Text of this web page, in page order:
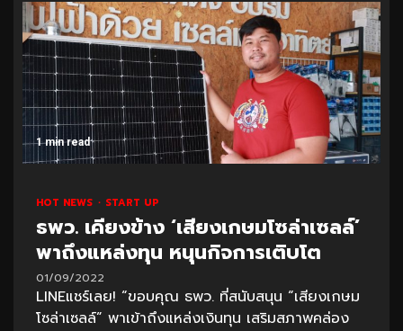
1 min read
HOT NEWS START UP
ธพว. เคียงข้าง ‘เสียงเกษมโซล่าเซลล์’
พาถึงแหล่งทุน หนุนกิจการเติบโต
01/09/2022
LINEแชร์เลย! “ขอบคุณ ธพว. ที่สนับสนุน “เสียงเกษม
โซล่าเซลล์” พาเข้าถึงแหล่งเงินทุน เสริมสภาพคล่อง